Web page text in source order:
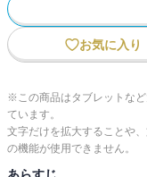
お気に入り
※この商品はタブレットな
ています。
文字だけを拡大することや
の機能が使用できません。